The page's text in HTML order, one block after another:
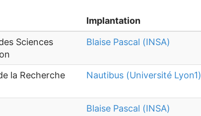
Implantation
Sciences
Blaise Pascal (INSA)
la Recherche
Nautibus (Université Lyon1)
Blaise Pascal (INSA)